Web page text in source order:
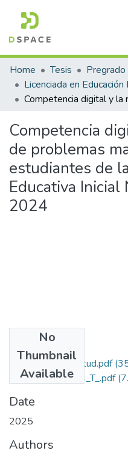
Communities & Collections
All of DSpace
Statistics
Home Tesis Pregrado
Competencia
de problemas
estudiantes de
Educativa Inicial
2024
No
Thumbnail
Available
Grado de Similitud.pdf
T036_72891104_T_.pdf
Date
2025
Authors